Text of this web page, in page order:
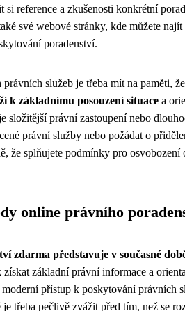
si reference a zkušenosti konkrétní
své webové stránky, kde můžete
poradenství.
služeb je třeba mít na paměti,
k základnímu posouzení situace a
složitější právní zastoupení nebo
právní služby nebo požádat o
že splňujete podmínky pro osvobození
online právního
zdarma představuje v současné
získat základní právní informace a
přístup k poskytování právních
třeba pečlivě zvážit před tím, než se